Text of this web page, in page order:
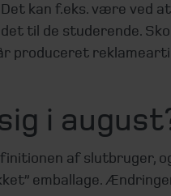
kan f.eks. være ved
til de studerende.
produceret
i
af slutbruger,
emballage.